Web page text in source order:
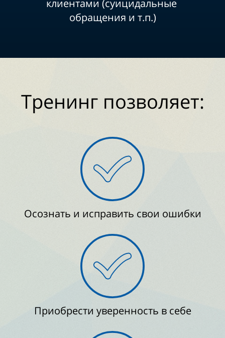
клиентами (суицидальные
обращения и т.п.)
Тренинг позволяет:
Осознать и исправить свои ошибки
Приобрести уверенность в себе